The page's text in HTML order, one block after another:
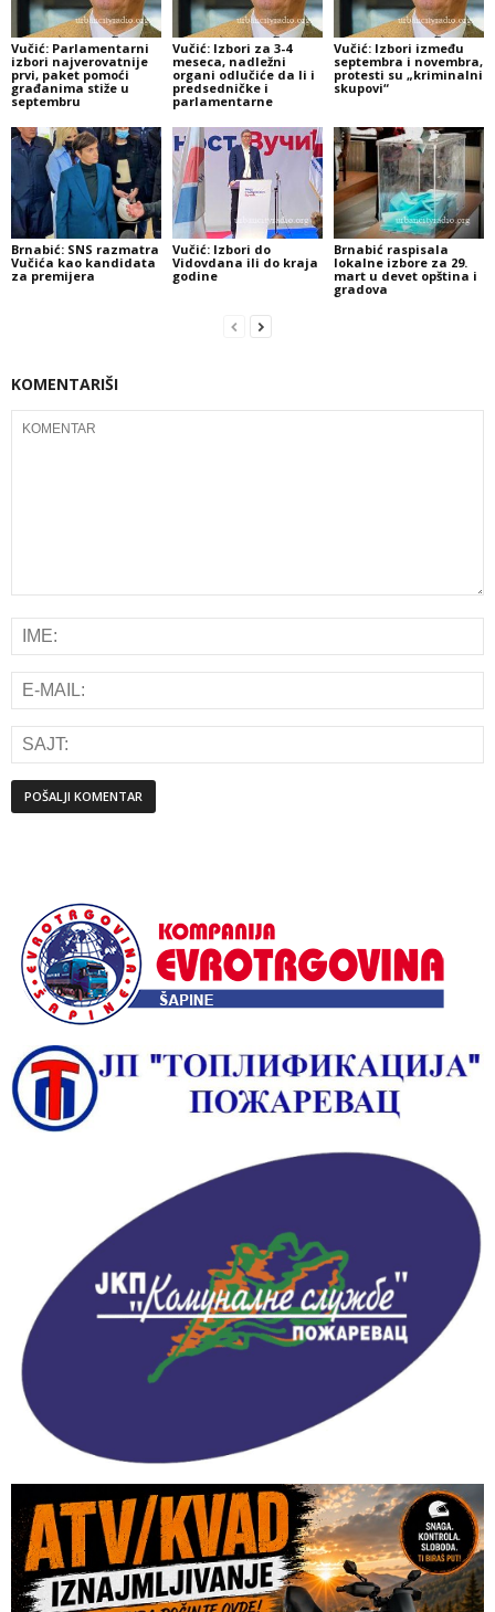
Vučić: Parlamentarni
izbori najverovatnije
prvi, paket pomoći
građanima stiže u
septembru
Vučić: Izbori za 3-4
meseca, nadležni
organi odlučiće da li i
predsedničke i
parlamentarne
Vučić: Izbori između
septembra i novembra,
protesti su „kriminalni
skupovi“
Brnabić: SNS razmatra
Vučića kao kandidata
za premijera
Vučić: Izbori do
Vidovdana ili do kraja
godine
Brnabić raspisala
lokalne izbore za 29.
mart u devet opština i
gradova
KOMENTARIŠI